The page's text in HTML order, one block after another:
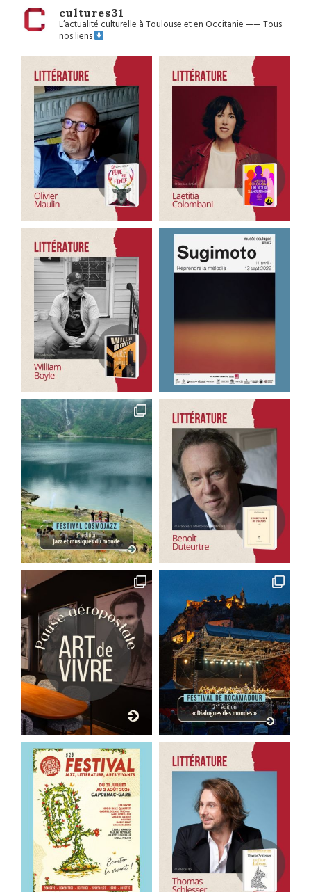
cultures31
L’actualité culturelle à Toulouse et en Occitanie——Tous
nos liens